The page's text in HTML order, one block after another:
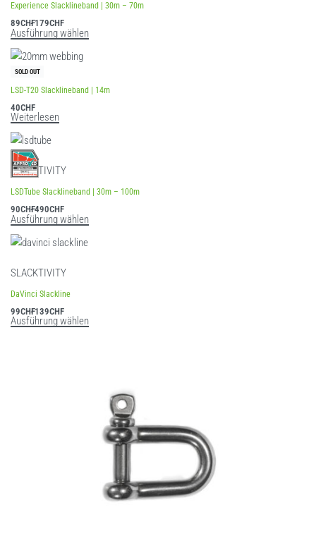
Experience Slacklineband | 30m – 70m
89CHF179CHF
Ausführung wählen
SOLD OUT
LSD-T20 Slacklineband | 14m
40CHF
Weiterlesen
SLACKTIVITY
LSDTube Slacklineband | 30m – 100m
90CHF490CHF
Ausführung wählen
SLACKTIVITY
DaVinci Slackline
99CHF139CHF
Ausführung wählen